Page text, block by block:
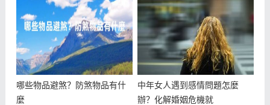
哪些物品避煞？防煞物品有什
麼
中年女人遇到感情問題怎麼
辦？化解婚姻危機就